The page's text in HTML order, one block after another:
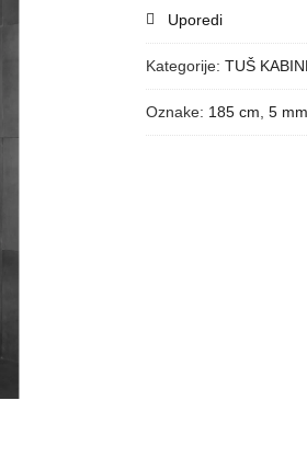
Uporedi
Kategorije: TUŠ
Oznake: 185 cm 5 mm